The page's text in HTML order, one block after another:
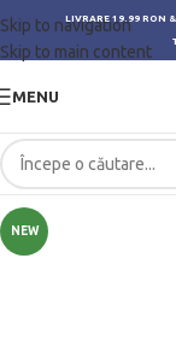
Skip to navigation
Skip to main content
LIVRARE 19.99 RON
MENU
NEW